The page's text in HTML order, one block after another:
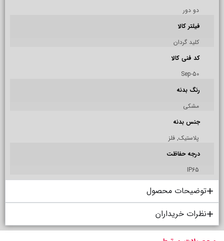
دو دور
فیلتر کالا
کلید گردان
کد فنی کالا
Sep-50
رنگ بدنه
مشکی
جنس بدنه
پلاستيک, فلز
درجه حفاظت
IP65
توضیحات محصول
نظرات خریداران